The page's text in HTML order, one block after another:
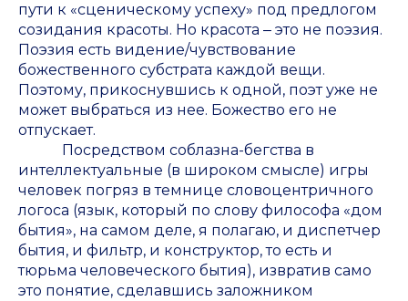
пути к «сценическому успеху» под предлогом
созидания красоты. Но красота ‒ это не поэзия.
Поэзия есть видение/чувствование
божественного субстрата каждой вещи.
Поэтому, прикоснувшись к одной, поэт уже не
может выбраться из нее. Божество его не
отпускает.
Посредством соблазна-бегства в
интеллектуальные (в широком смысле) игры
человек погряз в темнице словоцентричного
логоса (язык, который по слову философа «дом
бытия», на самом деле, я полагаю, и диспетчер
бытия, и фильтр, и конструктор, то есть и
тюрьма человеческого бытия), извратив само
это понятие, сделавшись заложником